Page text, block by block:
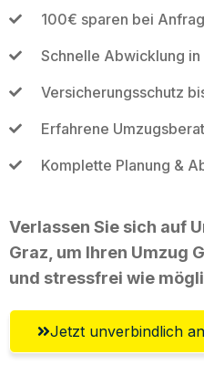
100€ sparen bei
Schnelle Abwicklung
Versicherungsschutz
Erfahrene
Komplette Planung &
Verlassen Sie sich auf
Graz, um Ihren Umzug
und stressfrei wie
Jetzt unverbindlich